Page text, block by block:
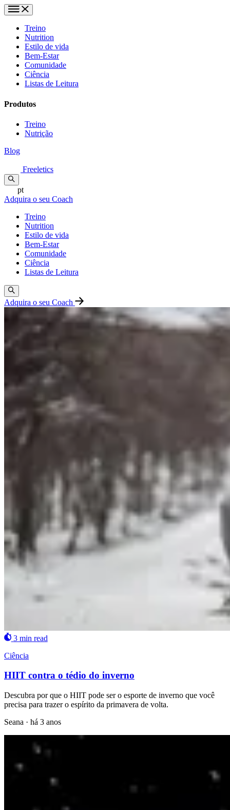
Treino
Nutrition
Estilo de vida
Bem-Estar
Comunidade
Ciência
Listas de Leitura
Produtos
Treino
Nutrição
Blog
Freeletics
pt
Adquira o seu Coach
Treino
Nutrition
Estilo de vida
Bem-Estar
Comunidade
Ciência
Listas de Leitura
Adquira o seu Coach
3 min read
Ciência
HIIT contra o tédio do inverno
Descubra por que o HIIT pode ser o esporte de inverno que você
precisa para trazer o espírito da primavera de volta.
Seana · há 3 anos